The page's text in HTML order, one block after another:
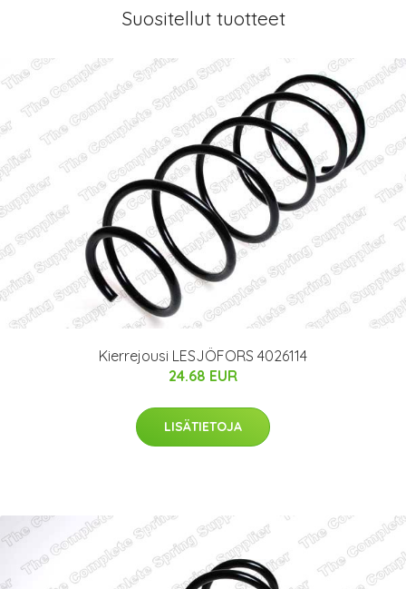
Suositellut tuotteet
Kierrejousi LESJÖFORS 4026114
24.68 EUR
LISÄTIETOJA